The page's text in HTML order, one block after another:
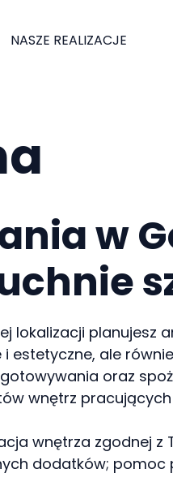
NASZE REALIZACJE
w
lokalizacji
ale
oraz
wnętrz pracujących
wnętrza zgodnej
dodatków;